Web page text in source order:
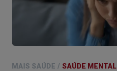
MAIS SAÚDE / SAÚDE MENTAL